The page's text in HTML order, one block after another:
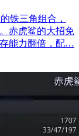
铁三角组合，
赤虎鲨的大招免
能力翻倍，配…